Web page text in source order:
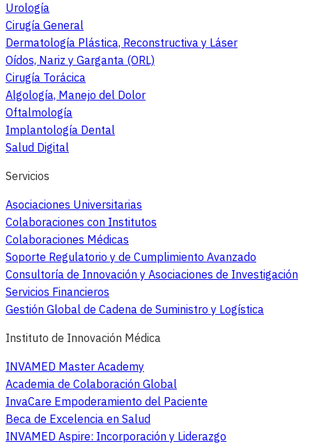
Urología
Cirugía General
Dermatología Plástica, Reconstructiva y Láser
Oídos, Nariz y Garganta (ORL)
Cirugía Torácica
Algología, Manejo del Dolor
Oftalmología
Implantología Dental
Salud Digital
Servicios
Asociaciones Universitarias
Colaboraciones con Institutos
Colaboraciones Médicas
Soporte Regulatorio y de Cumplimiento Avanzado
Consultoría de Innovación y Asociaciones de Investigación
Servicios Financieros
Gestión Global de Cadena de Suministro y Logística
Instituto de Innovación Médica
INVAMED Master Academy
Academia de Colaboración Global
InvaCare Empoderamiento del Paciente
Beca de Excelencia en Salud
INVAMED Aspire: Incorporación y Liderazgo